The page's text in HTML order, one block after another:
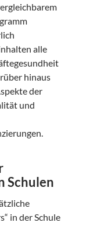
alle
hinaus
der
und
Schulen
in der Schule